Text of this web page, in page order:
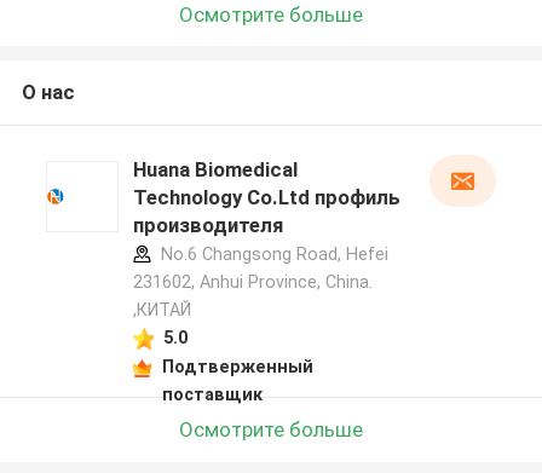
Осмотрите больше
О нас
Huana Biomedical
Technology Co.Ltd профиль
производителя
No.6 Changsong Road, Hefei
231602, Anhui Province, China.
,КИТАЙ
5.0
Подтверженный
поставщик
Осмотрите больше